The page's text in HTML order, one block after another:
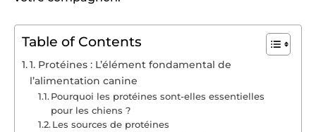
Table of Contents
1. Protéines : L’élément fondamental de
l’alimentation canine
Pourquoi les protéines sont-elles essentielles
pour les chiens ?
Les sources de protéines